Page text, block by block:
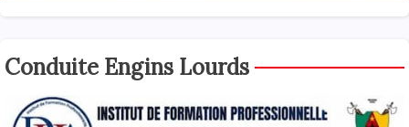
Conduite Engins Lourds